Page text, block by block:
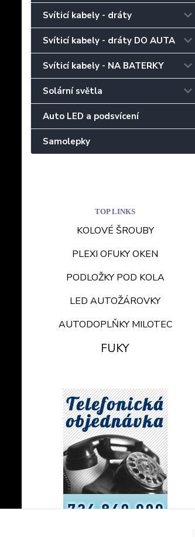
Svíticí kabely - dráty
Svíticí kabely - dráty DO AUTA
Svíticí kabely - NA BATERKY
Solární světla
Auto LED a podsvícení
Samolepky
TOP LINKS
KOLOVÉ ŠROUBY
PLEXI OFUKY OKEN
PODLOŽKY POD KOLA
LED AUTOŽÁROVKY
AUTODOPLŇKY MILOTEC
FUKY